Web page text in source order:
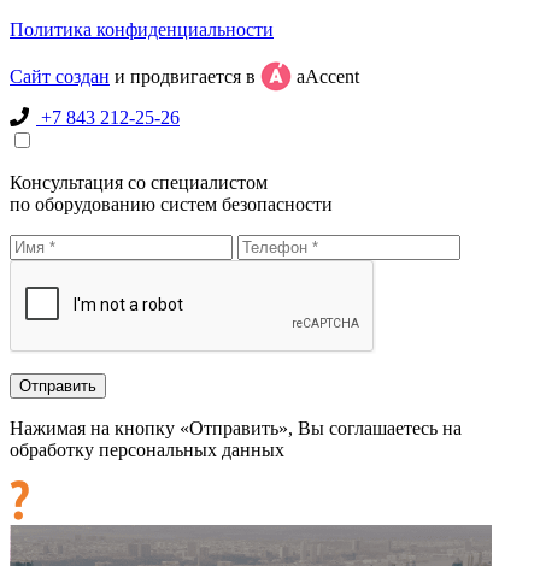
Политика конфиденциальности
Сайт создан и продвигается в
aAccent
+7 843 212-25-26
Консультация со специалистом
по оборудованию систем безопасности
Нажимая на кнопку «Отправить», Вы соглашаетесь на
обработку персональных данных